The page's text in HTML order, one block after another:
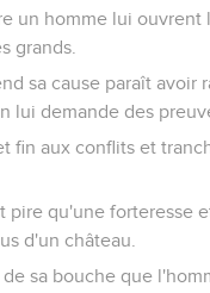
un homme lui ouvrent
grands.
sa cause paraît avoir
lui demande des
fin aux conflits et
pire qu'une forteresse
d'un château.
sa bouche que